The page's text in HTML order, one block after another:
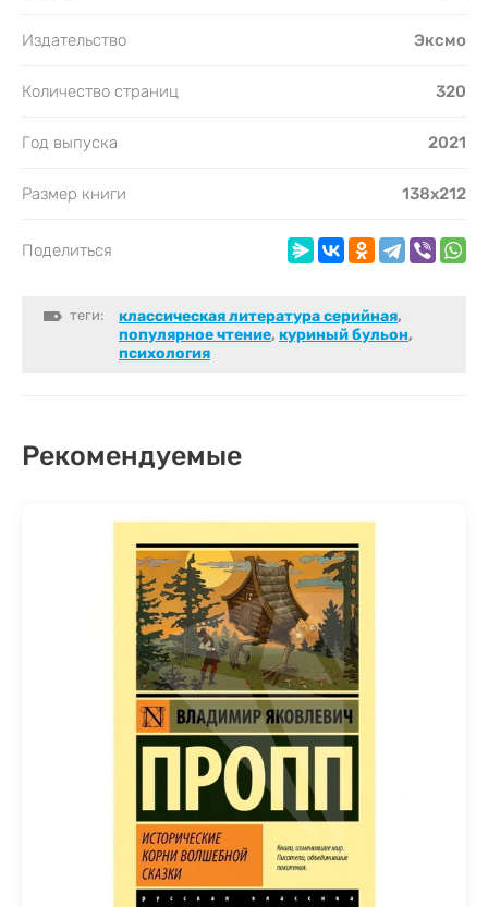
Издательство Эксмо
Количество страниц 320
Год выпуска 2021
Размер книги 138х212
Поделиться
теги: классическая литература серийная,
популярное чтение, куриный бульон,
психология
Рекомендуемые